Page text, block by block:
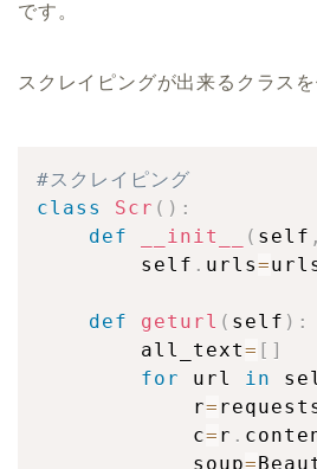
です。
スクレイピングが出来るクラス
#スクレイピング
class
Scr ( ) :
def
__init__ ( self ,
        self
. urls=
def geturl ( self ) :
        all_text
= [ ]
for
url in
            r
=
            c
= r .
            soup
=